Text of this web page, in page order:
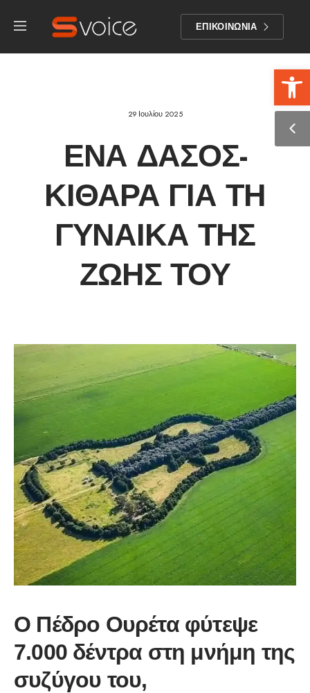
ΕΠΙΚΟΙΝΩΝΙΑ
29 Ιουλίου 2025
ΈΝΑ ΔΆΣΟΣ-
ΚΙΘΆΡΑ ΓΙΑ ΤΗ
ΓΥΝΑΊΚΑ ΤΗΣ
ΖΩΉΣ ΤΟΥ
Ο Πέδρο Ουρέτα φύτεψε
7.000 δέντρα στη μνήμη της
συζύγου του,